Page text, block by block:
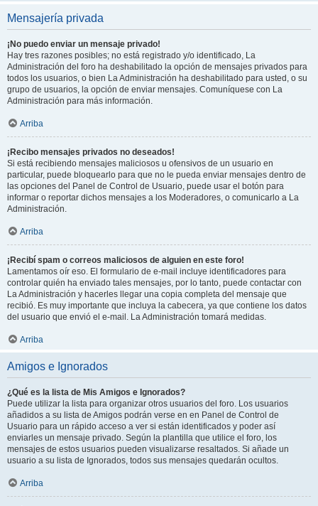
Mensajería privada
¡No puedo enviar un mensaje privado!
Hay tres razones posibles; no está registrado y/o identificado, La
Administración del foro ha deshabilitado la opción de mensajes privados para
todos los usuarios, o bien La Administración ha deshabilitado para usted, o su
grupo de usuarios, la opción de enviar mensajes. Comuníquese con La
Administración para más información.
Arriba
¡Recibo mensajes privados no deseados!
Si está recibiendo mensajes maliciosos u ofensivos de un usuario en
particular, puede bloquearlo para que no le pueda enviar mensajes dentro de
las opciones del Panel de Control de Usuario, puede usar el botón para
informar o reportar dichos mensajes a los Moderadores, o comunicarlo a La
Administración.
Arriba
¡Recibí spam o correos maliciosos de alguien en este foro!
Lamentamos oír eso. El formulario de e-mail incluye identificadores para
controlar quién ha enviado tales mensajes, por lo tanto, puede contactar con
La Administración y hacerles llegar una copia completa del mensaje que
recibió. Es muy importante que incluya la cabecera, ya que contiene los datos
del usuario que envió el e-mail. La Administración tomará medidas.
Arriba
Amigos e Ignorados
¿Qué es la lista de Mis Amigos e Ignorados?
Puede utilizar la lista para organizar otros usuarios del foro. Los usuarios
añadidos a su lista de Amigos podrán verse en en Panel de Control de
Usuario para un rápido acceso a ver si están identificados y poder así
enviarles un mensaje privado. Según la plantilla que utilice el foro, los
mensajes de estos usuarios pueden visualizarse resaltados. Si añade un
usuario a su lista de Ignorados, todos sus mensajes quedarán ocultos.
Arriba